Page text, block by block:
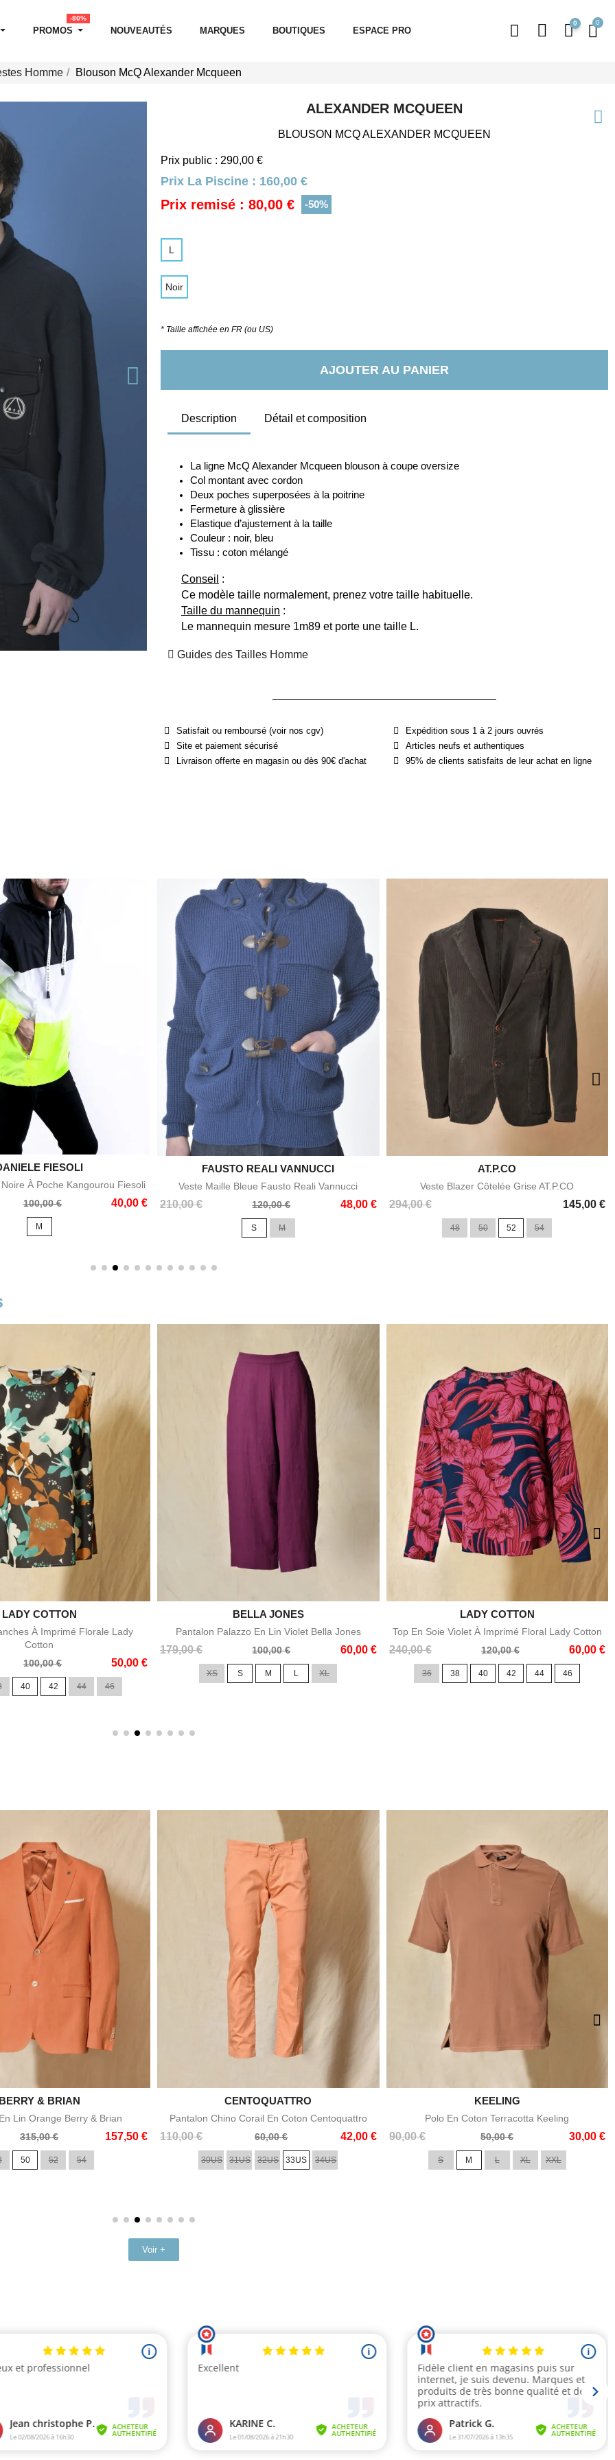
PROMOS
-80%
NOUVEAUTÉS MARQUES BOUTIQUES ESPACE PRO
0
Homme Blouson McQ Alexander Mcqueen
ALEXANDER MCQUEEN
BLOUSON MCQ ALEXANDER MCQUEEN
Prix public : 290,00 €
Prix La Piscine : 160,00 €
Prix remisé : 80,00 € -50%
L
Noir
* Taille affichée en FR (ou US)
AJOUTER AU PANIER
Description Détail et composition
La ligne McQ Alexander Mcqueen blouson à coupe oversize
Col montant avec cordon
Deux poches superposées à la poitrine
Fermeture à glissière
Elastique d’ajustement à la taille
Couleur : noir, bleu
Tissu : coton mélangé
Conseil :
Ce modèle taille normalement, prenez votre taille habituelle.
Taille du mannequin :
Le mannequin mesure 1m89 et porte une taille L.
Guides des Tailles Homme
Satisfait ou remboursé (voir nos cgv)
Site et paiement sécurisé
Livraison offerte en magasin ou dès 90€ d'achat
Expédition sous 1 à 2 jours ouvrés
Articles neufs et authentiques
95% de clients satisfaits de leur achat en ligne
Aperçu rapide
FIESOLI
À Poche Kangourou Fiesoli
100,00 € 40,00 €
M
Aperçu rapide
FAUSTO REALI VANNUCCI
Veste Maille Bleue Fausto Reali Vannucci
210,00 €
Prix
120,00 € 48,00 €
Prix
S M
Aperçu rapide
AT.P.CO
Veste Blazer Côtelée Grise AT.P.CO
294,00 € 145,00 €
Prix
48 50 52 54
Aperçu rapide
LADY COTTON
À Imprimé Florale Lady
Cotton
100,00 € 50,00 €
40 42 44 46
Aperçu rapide
BELLA JONES
Pantalon Palazzo En Lin Violet Bella Jones
179,00 €
Prix
100,00 € 60,00 €
Prix
XS S M L XL
Aperçu rapide
LADY COTTON
Top En Soie Violet À Imprimé Floral Lady Cotton
240,00 €
Prix
120,00 € 60,00 €
Prix
36 38 40 42 44 46
Aperçu rapide
BERRY & BRIAN
Lin Orange Berry & Brian
315,00 € 157,50 €
50 52 54
Aperçu rapide
CENTOQUATTRO
Pantalon Chino Corail En Coton Centoquattro
110,00 €
Prix
60,00 € 42,00 €
Prix
30US 31US 32US 33US 34US
Aperçu rapide
KEELING
Polo En Coton Terracotta Keeling
90,00 €
Prix
50,00 € 30,00 €
Prix
S M L XL XXL
Voir +